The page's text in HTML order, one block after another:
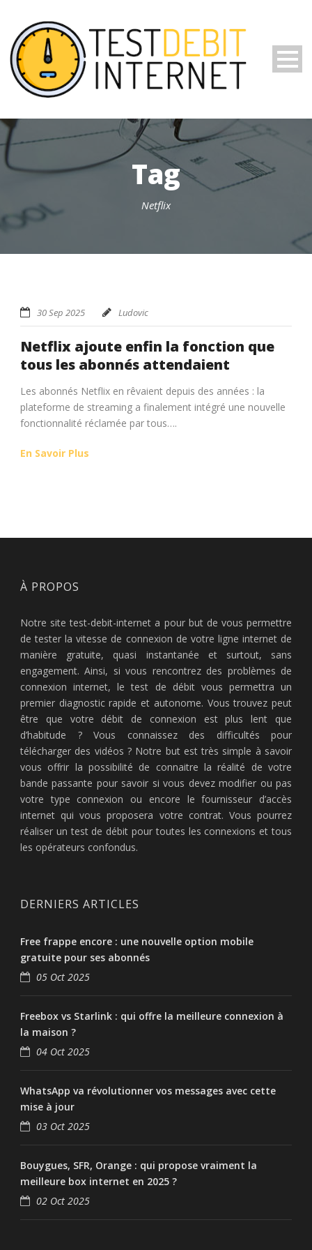
Tag
Netflix
30 Sep 2025 Ludovic
Netflix ajoute enfin la fonction que
tous les abonnés attendaient
Les abonnés Netflix en rêvaient depuis des années : la
plateforme de streaming a finalement intégré une nouvelle
fonctionnalité réclamée par tous….
En Savoir Plus
À PROPOS
Notre site test-debit-internet a pour but de vous permettre
de tester la vitesse de connexion de votre ligne internet de
manière gratuite, quasi instantanée et surtout, sans
engagement. Ainsi, si vous rencontrez des problèmes de
connexion internet, le test de débit vous permettra un
premier diagnostic rapide et autonome. Vous trouvez peut
être que votre débit de connexion est plus lent que
d’habitude ? Vous connaissez des difficultés pour
télécharger des vidéos ? Notre but est très simple à savoir
vous offrir la possibilité de connaitre la réalité de votre
bande passante pour savoir si vous devez modifier ou pas
votre type connexion ou encore le fournisseur d’accès
internet qui vous proposera votre contrat. Vous pourrez
réaliser un test de débit pour toutes les connexions et tous
les opérateurs confondus.
DERNIERS ARTICLES
Free frappe encore : une nouvelle option mobile
gratuite pour ses abonnés
05 Oct 2025
Freebox vs Starlink : qui offre la meilleure connexion à
la maison ?
04 Oct 2025
WhatsApp va révolutionner vos messages avec cette
mise à jour
03 Oct 2025
Bouygues, SFR, Orange : qui propose vraiment la
meilleure box internet en 2025 ?
02 Oct 2025